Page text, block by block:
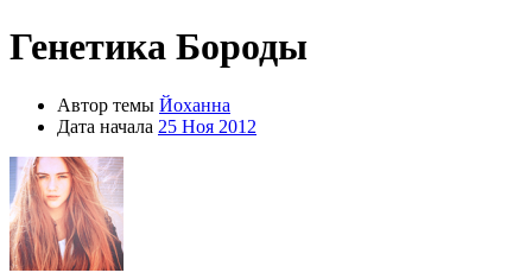
Генетика Бороды
Автор темы Йоханна
Дата начала 25 Ноя 2012